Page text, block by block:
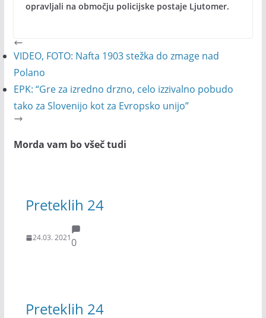
opravljali na območju policijske postaje Ljutomer.
VIDEO, FOTO: Nafta 1903 stežka do zmage nad
Polano
EPK: “Gre za izredno drzno, celo izzivalno pobudo
tako za Slovenijo kot za Evropsko unijo”
Morda vam bo všeč tudi
Preteklih 24
24.03. 20210
Preteklih 24